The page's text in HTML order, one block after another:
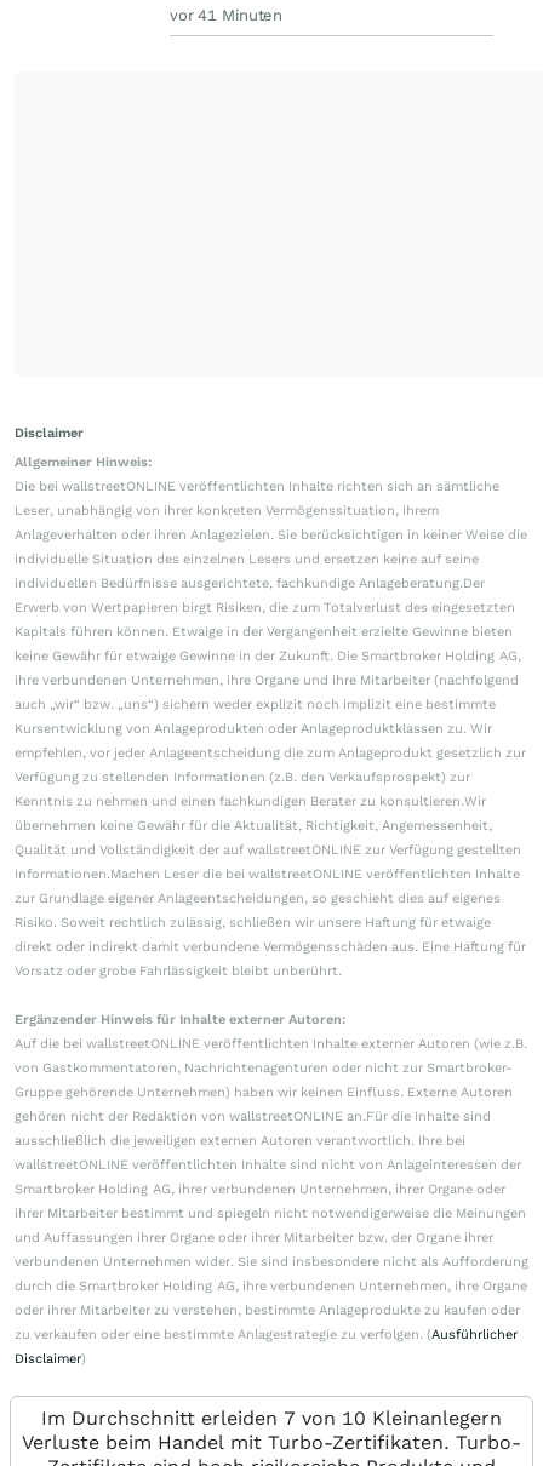
vor 41 Minuten
Disclaimer
Allgemeiner Hinweis:
Die bei wallstreetONLINE veröffentlichten Inhalte richten sich an sämtliche
Leser, unabhängig von ihrer konkreten Vermögenssituation, ihrem
Anlageverhalten oder ihren Anlagezielen. Sie berücksichtigen in keiner Weise die
individuelle Situation des einzelnen Lesers und ersetzen keine auf seine
individuellen Bedürfnisse ausgerichtete, fachkundige Anlageberatung.Der
Erwerb von Wertpapieren birgt Risiken, die zum Totalverlust des eingesetzten
Kapitals führen können. Etwaige in der Vergangenheit erzielte Gewinne bieten
keine Gewähr für etwaige Gewinne in der Zukunft. Die Smartbroker Holding AG,
ihre verbundenen Unternehmen, ihre Organe und ihre Mitarbeiter (nachfolgend
auch „wir“ bzw. „uns“) sichern weder explizit noch implizit eine bestimmte
Kursentwicklung von Anlageprodukten oder Anlageproduktklassen zu. Wir
empfehlen, vor jeder Anlageentscheidung die zum Anlageprodukt gesetzlich zur
Verfügung zu stellenden Informationen (z.B. den Verkaufsprospekt) zur
Kenntnis zu nehmen und einen fachkundigen Berater zu konsultieren.Wir
übernehmen keine Gewähr für die Aktualität, Richtigkeit, Angemessenheit,
Qualität und Vollständigkeit der auf wallstreetONLINE zur Verfügung gestellten
Informationen.Machen Leser die bei wallstreetONLINE veröffentlichten Inhalte
zur Grundlage eigener Anlageentscheidungen, so geschieht dies auf eigenes
Risiko. Soweit rechtlich zulässig, schließen wir unsere Haftung für etwaige
direkt oder indirekt damit verbundene Vermögensschäden aus. Eine Haftung für
Vorsatz oder grobe Fahrlässigkeit bleibt unberührt.
Ergänzender Hinweis für Inhalte externer Autoren:
Auf die bei wallstreetONLINE veröffentlichten Inhalte externer Autoren (wie z.B.
von Gastkommentatoren, Nachrichtenagenturen oder nicht zur Smartbroker-
Gruppe gehörende Unternehmen) haben wir keinen Einfluss. Externe Autoren
gehören nicht der Redaktion von wallstreetONLINE an.Für die Inhalte sind
ausschließlich die jeweiligen externen Autoren verantwortlich. Ihre bei
wallstreetONLINE veröffentlichten Inhalte sind nicht von Anlageinteressen der
Smartbroker Holding AG, ihrer verbundenen Unternehmen, ihrer Organe oder
ihrer Mitarbeiter bestimmt und spiegeln nicht notwendigerweise die Meinungen
und Auffassungen ihrer Organe oder ihrer Mitarbeiter bzw. der Organe ihrer
verbundenen Unternehmen wider. Sie sind insbesondere nicht als Aufforderung
durch die Smartbroker Holding AG, ihre verbundenen Unternehmen, ihre Organe
oder ihrer Mitarbeiter zu verstehen, bestimmte Anlageprodukte zu kaufen oder
zu verkaufen oder eine bestimmte Anlagestrategie zu verfolgen. (Ausführlicher
Disclaimer)
Im Durchschnitt erleiden 7 von 10 Kleinanlegern
Verluste beim Handel mit Turbo-Zertifikaten. Turbo-